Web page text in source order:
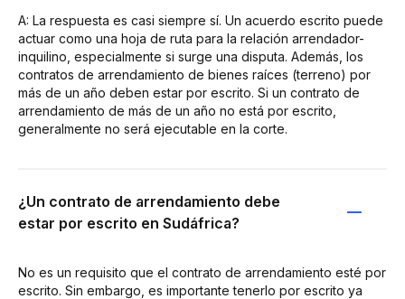
A: La respuesta es casi siempre sí. Un acuerdo escrito puede
actuar como una hoja de ruta para la relación arrendador-
inquilino, especialmente si surge una disputa. Además, los
contratos de arrendamiento de bienes raíces (terreno) por
más de un año deben estar por escrito. Si un contrato de
arrendamiento de más de un año no está por escrito,
generalmente no será ejecutable en la corte.
¿Un contrato de arrendamiento debe
estar por escrito en Sudáfrica?
No es un requisito que el contrato de arrendamiento esté por
escrito. Sin embargo, es importante tenerlo por escrito ya